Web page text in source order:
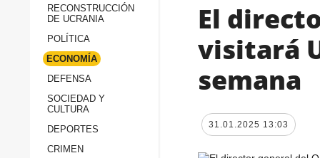
TODAS LAS
Reconstrucción de
RECONSTRUCCIÓN
DE UCRANIA
POLÍTICA
ECONOMÍA
DEFENSA
SOCIEDAD Y
CULTURA
DEPORTES
CRIMEN
El
visitará
semana
31.01.2025 13:03